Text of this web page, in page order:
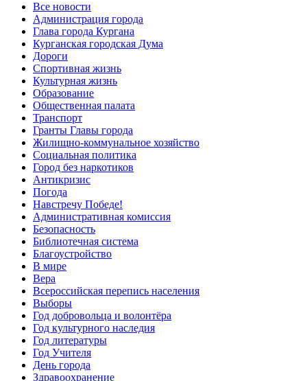
Все новости
Администрация города
Глава города Кургана
Курганская городская Дума
Дороги
Спортивная жизнь
Культурная жизнь
Образование
Общественная палата
Транспорт
Гранты Главы города
Жилищно-коммунальное хозяйство
Социальная политика
Город без наркотиков
Антикризис
Погода
Навстречу Победе!
Административная комиссия
Безопасность
Библиотечная система
Благоустройство
В мире
Вера
Всероссийская перепись населения
Выборы
Год добровольца и волонтёра
Год культурного наследия
Год литературы
Год Учителя
День города
Здравоохранение